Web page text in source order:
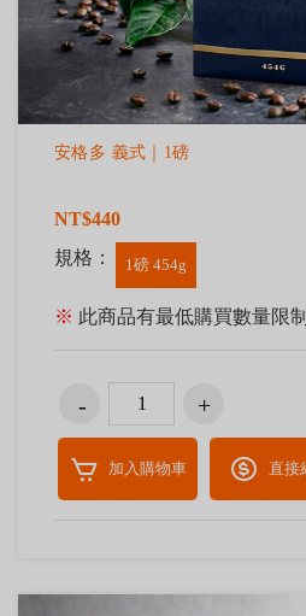
安格多 義式｜1磅
NT$440
規格：
1磅 454g
※ 此商品有最低購買數量限
加入購物車 直接